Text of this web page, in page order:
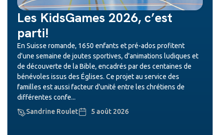
Les KidsGames 2026, c’est
parti!
En Suisse romande, 1650 enfants et pré-ados profitent
d'une semaine de joutes sportives, d'animations ludiques et
de découverte de la Bible, encadrés par des centaines de
bénévoles issus des Églises. Ce projet au service des
familles est aussi facteur d'unité entre les chrétiens de
différentes confe...
Sandrine Roulet
5 août 2026